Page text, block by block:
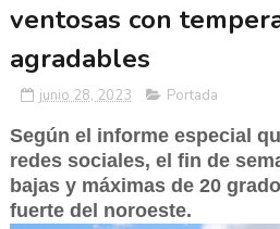
ventosas con
agradables
junio 28, 2023 Portada
Según el informe especial
redes sociales, el fin de
bajas y máximas de 20
fuerte del noroeste.